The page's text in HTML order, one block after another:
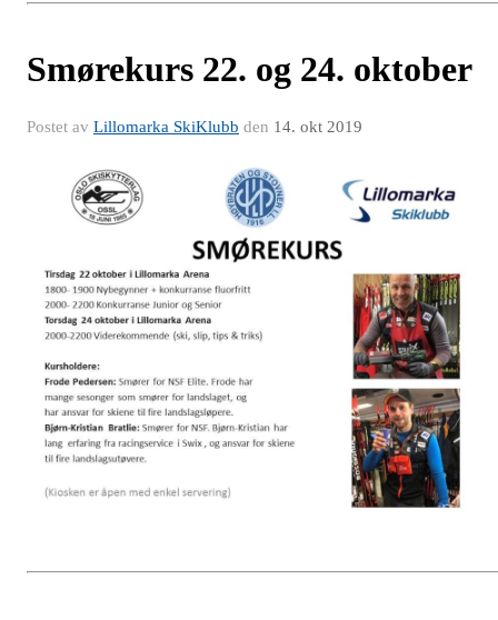
Smørekurs 22. og 24. oktober
Postet av Lillomarka SkiKlubb den 14. okt 2019